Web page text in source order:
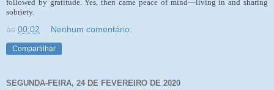
followed by gratitude. Yes, then came peace of mind—living in and sharing
sobriety.
às 00:02 Nenhum comentário:
Compartilhar
SEGUNDA-FEIRA, 24 DE FEVEREIRO DE 2020